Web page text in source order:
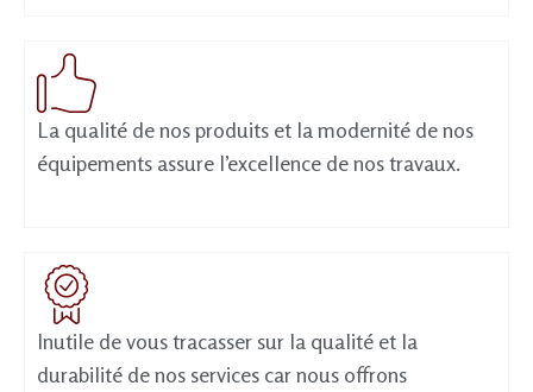
La qualité de nos produits et la modernité de nos
équipements assure l’excellence de nos travaux.
Inutile de vous tracasser sur la qualité et la
durabilité de nos services car nous offrons